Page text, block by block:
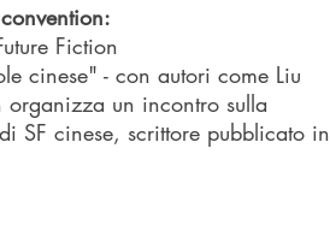
Fiction
cinese" - con autori come Liu
un incontro sulla
SF cinese, scrittore pubblicato in